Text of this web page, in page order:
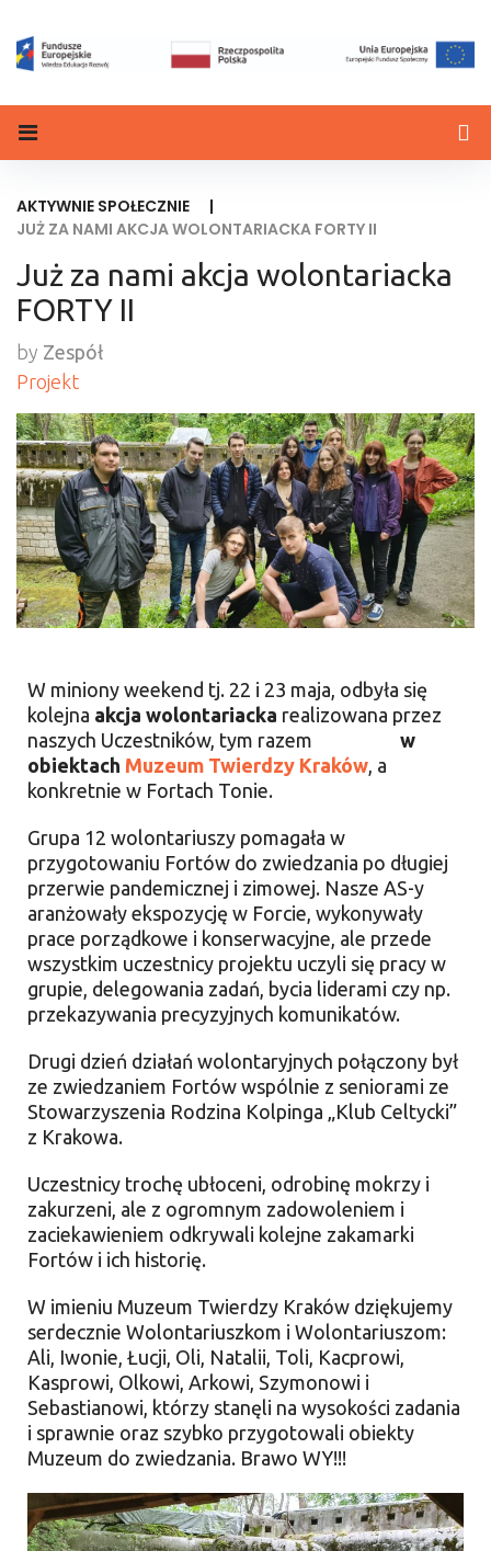
AKTYWNIE SPOŁECZNIE
|
JUŻ ZA NAMI AKCJA WOLONTARIACKA FORTY II
Już za nami akcja wolontariacka
FORTY II
by Zespół
Projekt
W miniony weekend tj. 22 i 23 maja, odbyła się
kolejna akcja wolontariacka realizowana przez
naszych Uczestników, tym razem w
obiektach Muzeum Twierdzy Kraków, a
konkretnie w Fortach Tonie.
Grupa 12 wolontariuszy pomagała w
przygotowaniu Fortów do zwiedzania po długiej
przerwie pandemicznej i zimowej. Nasze AS-y
aranżowały ekspozycję w Forcie, wykonywały
prace porządkowe i konserwacyjne, ale przede
wszystkim uczestnicy projektu uczyli się pracy w
grupie, delegowania zadań, bycia liderami czy np.
przekazywania precyzyjnych komunikatów.
Drugi dzień działań wolontaryjnych połączony był
ze zwiedzaniem Fortów wspólnie z seniorami ze
Stowarzyszenia Rodzina Kolpinga „Klub Celtycki”
z Krakowa.
Uczestnicy trochę ubłoceni, odrobinę mokrzy i
zakurzeni, ale z ogromnym zadowoleniem i
zaciekawieniem odkrywali kolejne zakamarki
Fortów i ich historię.
W imieniu Muzeum Twierdzy Kraków dziękujemy
serdecznie Wolontariuszkom i Wolontariuszom:
Ali, Iwonie, Łucji, Oli, Natalii, Toli, Kacprowi,
Kasprowi, Olkowi, Arkowi, Szymonowi i
Sebastianowi, którzy stanęli na wysokości zadania
i sprawnie oraz szybko przygotowali obiekty
Muzeum do zwiedzania. Brawo WY!!!